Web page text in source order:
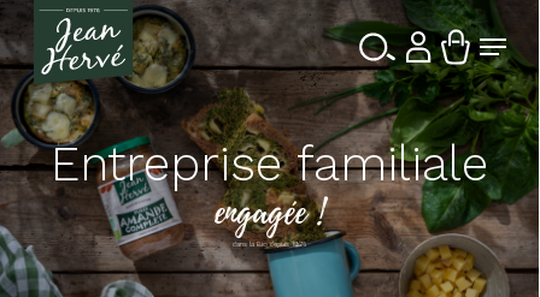
Passer
au
contenu
principalRecherche
de
produits
Menu
Entreprise familiale
engagée !
dans la Bio depuis 1976
le
menu